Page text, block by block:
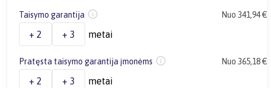
Taisymo garantija Nuo 341,94 €
+ 2 + 3 metai
Pratęsta taisymo garantija įmonėms Nuo 365,18 €
+ 2 + 3 metai